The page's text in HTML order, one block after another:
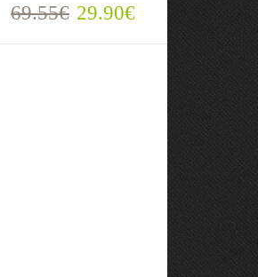
Camiseta de fútbol
Manchester City Joao
69.55€ 29.90€